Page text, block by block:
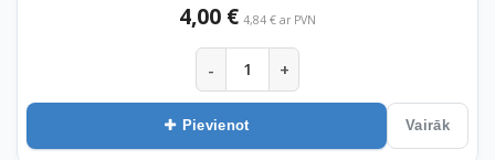
4,00 € 4,84 € ar PVN
- +
Pievienot Vairāk